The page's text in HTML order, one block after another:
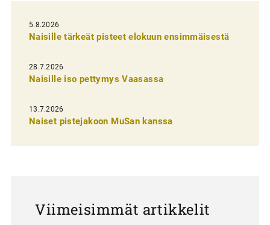
i
e
n
s
e
l
5.8.2026
Naisille tärkeät pisteet elokuun ensimmäisestä
28.7.2026
Naisille iso pettymys Vaasassa
13.7.2026
Naiset pistejakoon MuSan kanssa
Viimeisimmät artikkelit